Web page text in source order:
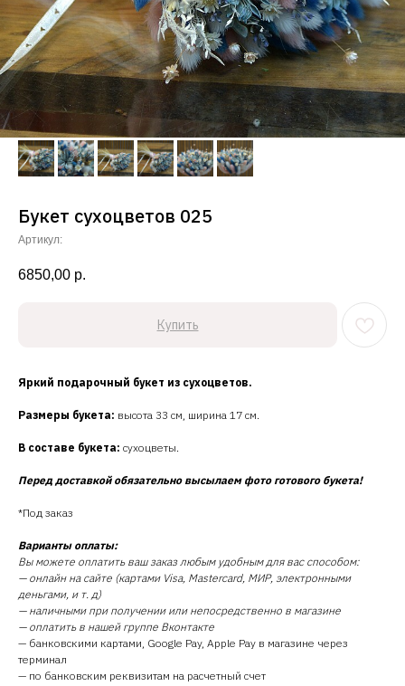
Букет сухоцветов 025
Артикул:
6850,00 р.
Купить
Яркий подарочный букет из сухоцветов.
Размеры букета: высота 33 см, ширина 17 см.
В составе букета: сухоцветы.
Перед доставкой обязательно высылаем фото готового букета!
*Под заказ
Варианты оплаты:
Вы можете оплатить ваш заказ любым удобным для вас способом:
— онлайн на сайте (картами Visa, Mastercard, МИР, электронными
деньгами, и т. д)
— наличными при получении или непосредственно в магазине
— оплатить в нашей группе Вконтакте
— банковскими картами, Google Pay, Apple Pay в магазине через
терминал
— по банковским реквизитам на расчетный счет